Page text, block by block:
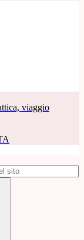
viaggio